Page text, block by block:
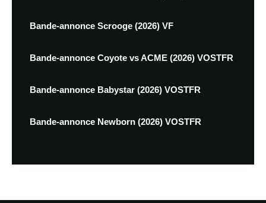
Bande-annonce Scrooge (2026) VF
Bande-annonce Coyote vs ACME (2026) VOSTFR
Bande-annonce Babystar (2026) VOSTFR
Bande-annonce Newborn (2026) VOSTFR